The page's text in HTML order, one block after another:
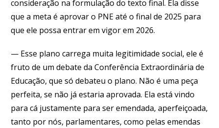
consideração na formulação do texto final. Ela disse
que a meta é aprovar o PNE até o final de 2025 para
que ele possa entrar em vigor em 2026.
— Esse plano carrega muita legitimidade social, ele é
fruto de um debate da Conferência Extraordinária de
Educação, que só debateu o plano. Não é uma peça
perfeita, se não já estaria aprovada. Ela está vindo
para cá justamente para ser emendada, aperfeiçoada,
tanto por nós, parlamentares, como pelas emendas